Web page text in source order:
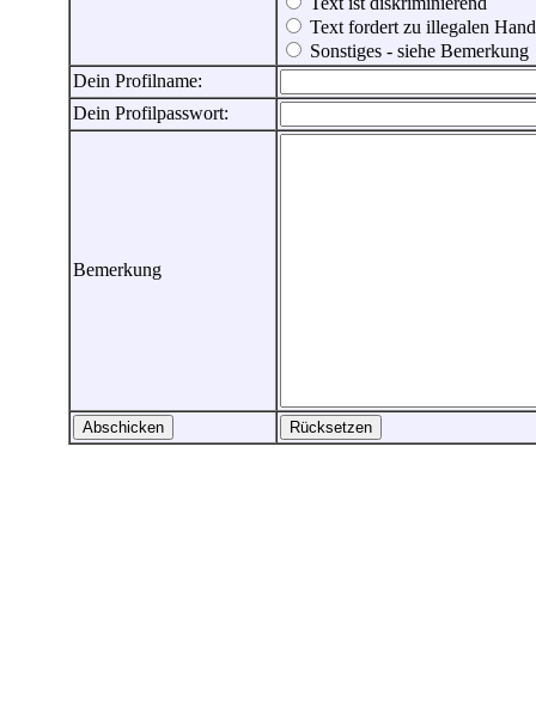
Text fordert zu illegalen
Sonstiges - siehe Bemerkung
Dein Profilname:
Dein Profilpasswort:
Bemerkung